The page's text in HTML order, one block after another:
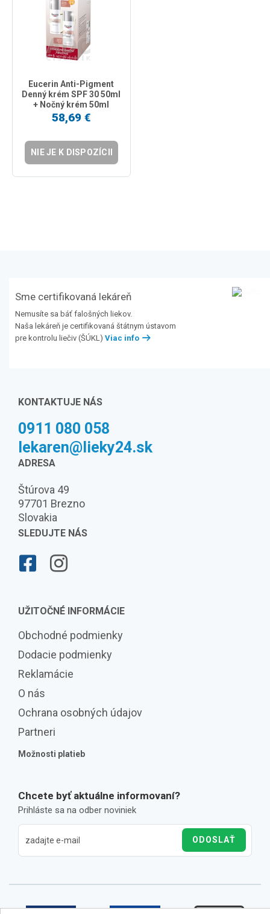
Eucerin Anti-Pigment
Denný krém SPF 30 50ml
+ Nočný krém 50ml
58,69 €
NIE JE K DISPOZÍCII
Sme certifikovaná lekáreň
Nemusíte sa báť falošných liekov.
Naša lekáreň je certifikovaná štátnym ústavom
pre kontrolu liečiv (ŠÚKL) Viac info
KONTAKTUJE NÁS
0911 080 058
lekaren@lieky24.sk
ADRESA
Štúrova 49
97701 Brezno
Slovakia
SLEDUJTE NÁS
UŽITOČNÉ INFORMÁCIE
Obchodné podmienky
Dodacie podmienky
Reklamácie
O nás
Ochrana osobných údajov
Partneri
Možnosti platieb
Chcete byť aktuálne informovaní?
Prihláste sa na odber noviniek
ODOSLAŤ